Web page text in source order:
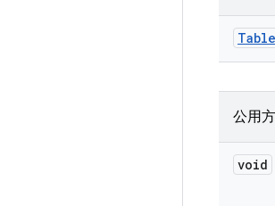
Table
公用
void